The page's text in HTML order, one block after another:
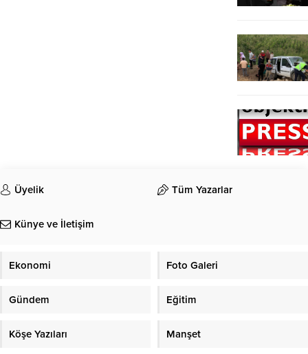
Üyelik Tüm Yazarlar
Künye ve İletişim
Ekonomi Foto Galeri
Gündem Eğitim
Köşe Yazıları Manşet